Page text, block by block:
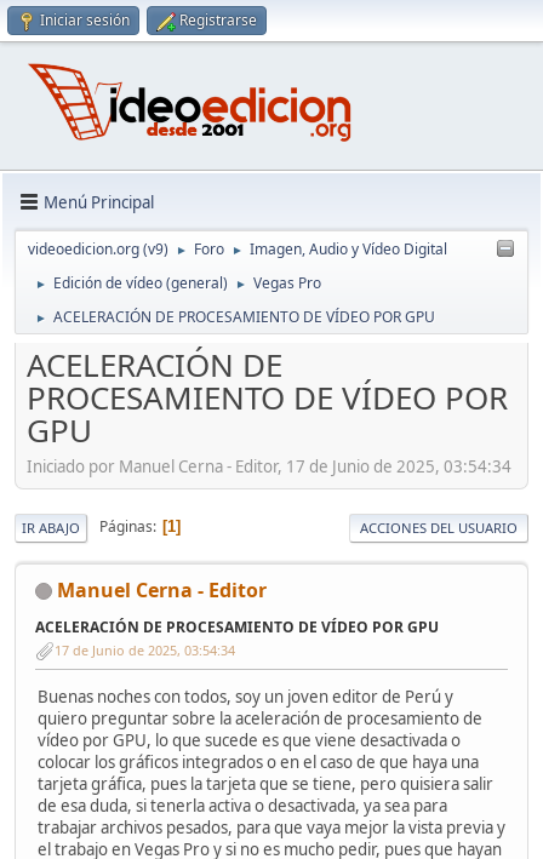
Iniciar sesión Registrarse
Menú Principal
videoedicion.org (v9) ► Foro ► Imagen, Audio y Vídeo Digital
► Edición de vídeo (general) ► Vegas Pro
► ACELERACIÓN DE PROCESAMIENTO DE VÍDEO POR GPU
ACELERACIÓN DE
PROCESAMIENTO DE VÍDEO POR
GPU
Iniciado por Manuel Cerna - Editor, 17 de Junio de 2025, 03:54:34
IR ABAJO Páginas 1 ACCIONES DEL USUARIO
Manuel Cerna - Editor
ACELERACIÓN DE PROCESAMIENTO DE VÍDEO POR GPU
17 de Junio de 2025, 03:54:34
Buenas noches con todos, soy un joven editor de Perú y
quiero preguntar sobre la aceleración de procesamiento de
vídeo por GPU, lo que sucede es que viene desactivada o
colocar los gráficos integrados o en el caso de que haya una
tarjeta gráfica, pues la tarjeta que se tiene, pero quisiera salir
de esa duda, si tenerla activa o desactivada, ya sea para
trabajar archivos pesados, para que vaya mejor la vista previa y
el trabajo en Vegas Pro y si no es mucho pedir, pues que hayan